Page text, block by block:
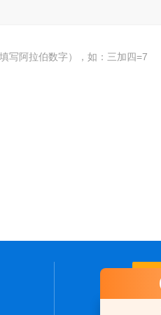
写阿拉伯数字），如：三加四=7